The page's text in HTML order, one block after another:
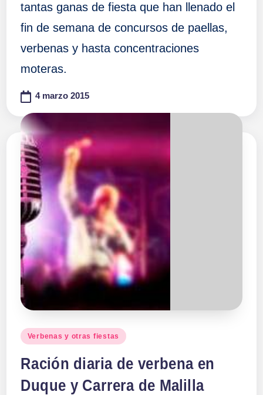
tantas ganas de fiesta que han llenado el
fin de semana de concursos de paellas,
verbenas y hasta concentraciones
moteras.
4 marzo 2015
Publicado
Verbenas y otras fiestas
Ración diaria de verbena en
Duque y Carrera de Malilla